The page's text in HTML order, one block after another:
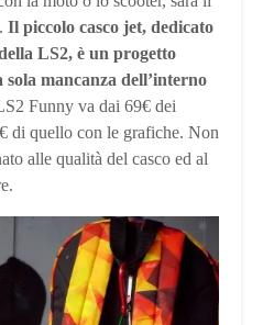
Il piccolo casco jet, dedicato
LS2, è un progetto
mancanza dell’interno
Funny va dai 69€ dei
di quello con le grafiche. Non
alle qualità del casco ed al